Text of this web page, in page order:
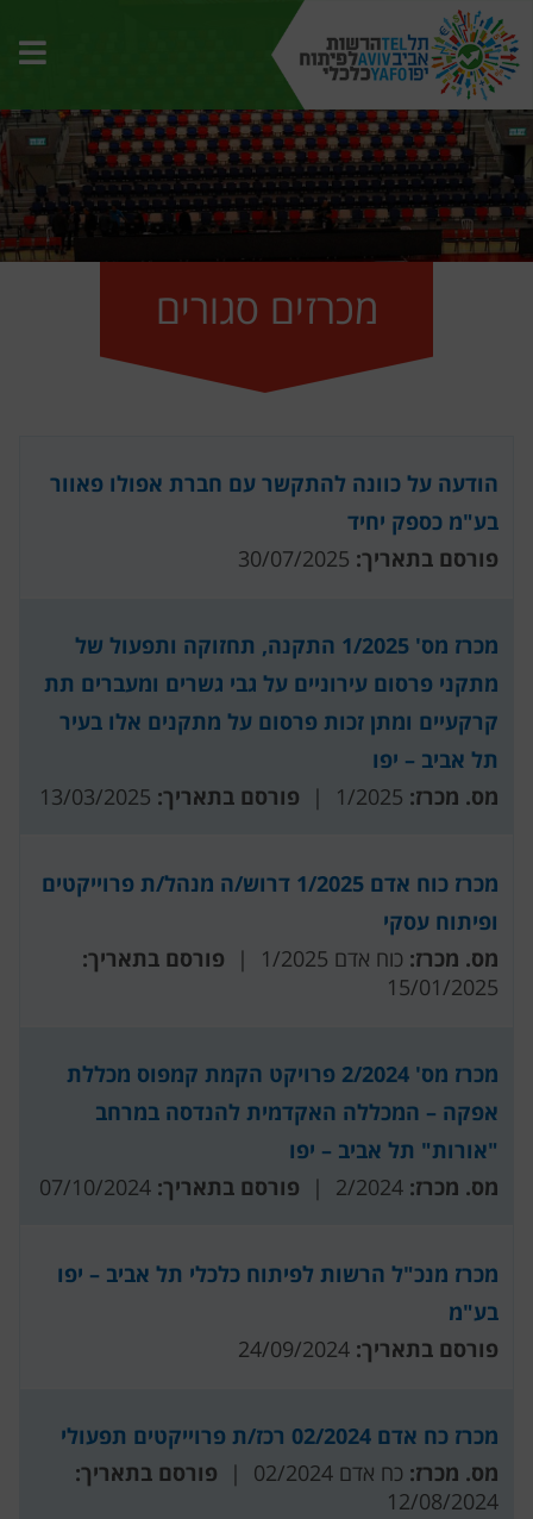
מכרזים סגורים
הודעה על כוונה להתקשר עם חברת אפולו פאוור
בע"מ כספק יחיד
פורסם בתאריך:
מכרז מס' 1/2025 התקנה, תחזוקה ותפעול של
מתקני פרסום עירוניים על גבי גשרים ומעברים תת
קרקעיים ומתן זכות פרסום על מתקנים אלו בעיר
תל אביב – יפו
מס. מכרז:
פורסם בתאריך:
מכרז כוח אדם 1/2025 דרוש/ה מנהל/ת פרוייקטים
ופיתוח עסקי
מס. מכרז: כוח אדם 1/2025 |
פורסם בתאריך:
15/01/2025
מכרז מס' 2/2024 פרויקט הקמת קמפוס מכללת
אפקה – המכללה האקדמית להנדסה במרחב
"אורות" תל אביב – יפו
מס. מכרז:
פורסם בתאריך:
מכרז מנכ"ל הרשות לפיתוח כלכלי תל אביב – יפו
בע"מ
פורסם בתאריך:
מכרז כח אדם 02/2024 רכז/ת פרוייקטים תפעולי
מס. מכרז: כח אדם 02/2024 |
פורסם בתאריך:
12/08/2024